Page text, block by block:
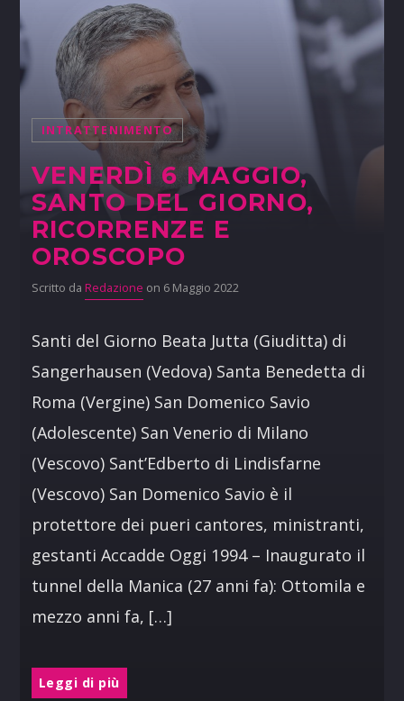
INTRATTENIMENTO
VENERDÌ 6 MAGGIO,
SANTO DEL GIORNO,
RICORRENZE E
OROSCOPO
Scritto da Redazione on 6 Maggio 2022
Santi del Giorno Beata Jutta (Giuditta) di
Sangerhausen (Vedova) Santa Benedetta di
Roma (Vergine) San Domenico Savio
(Adolescente) San Venerio di Milano
(Vescovo) Sant’Edberto di Lindisfarne
(Vescovo) San Domenico Savio è il
protettore dei pueri cantores, ministranti,
gestanti Accadde Oggi 1994 – Inaugurato il
tunnel della Manica (27 anni fa): Ottomila e
mezzo anni fa, […]
Leggi di più